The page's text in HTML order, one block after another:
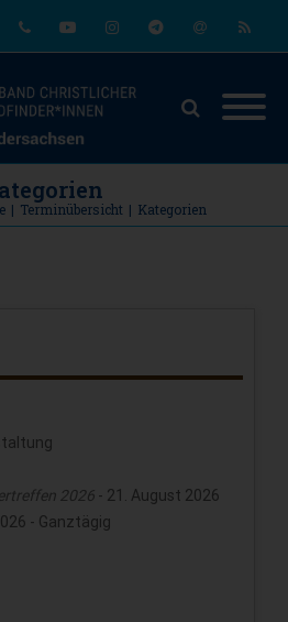
| Terminübersicht | Kategorien
2026 - 21. August 2026
- Ganztägig